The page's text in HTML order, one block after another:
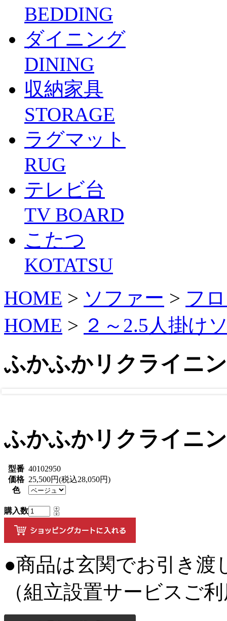
BEDDING
ダイニング
DINING
収納家具
STORAGE
ラグマット
RUG
テレビ台
TV BOARD
こたつ
KOTATSU
HOME > ソファー > フ
HOME > ２～2.5人掛け
ふかふかリクライニ
ふかふかリクライニ
型番 40102950
価格 25,500円(税込28,050円)
色
購入数
●商品は玄関でお引き渡
（組立設置サービスご